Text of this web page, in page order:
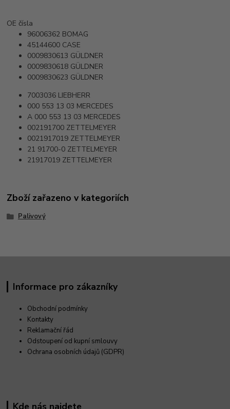
OE čísla
96006362 BOMAG
45144600 CASE
0009830613 GÜLDNER
0009830618 GÜLDNER
0009830623 GÜLDNER
7003036 LIEBHERR
000 553 13 03 MERCEDES
A 000 553 13 03 MERCEDES
002191700 ZETTELMEYER
0021917019 ZETTELMEYER
21 91700-0 ZETTELMEYER
21917019 ZETTELMEYER
Zboží zařazeno v kategoriích
Palivový
Informace pro zákazníky
Obchodní podmínky
Kontakty
Reklamační řád
Odstoupení od kupní smlouvy
Ochrana osobních údajů (GDPR)
Kde nás najdete